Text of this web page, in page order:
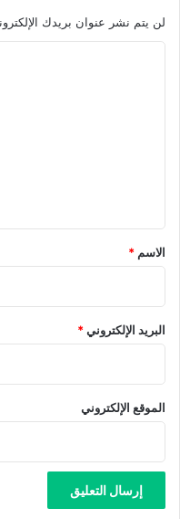
لن يتم نشر عنوان بريدك
*
الاسم *
البريد الإلكتروني*
الموقع الإلكتروني